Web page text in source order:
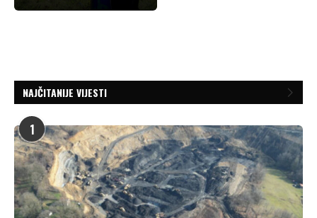
NAJČITANIJE VIJESTI
1